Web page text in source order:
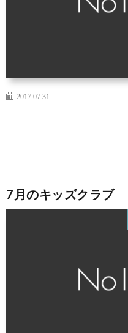
2017.07.31
7月のキッズクラブ